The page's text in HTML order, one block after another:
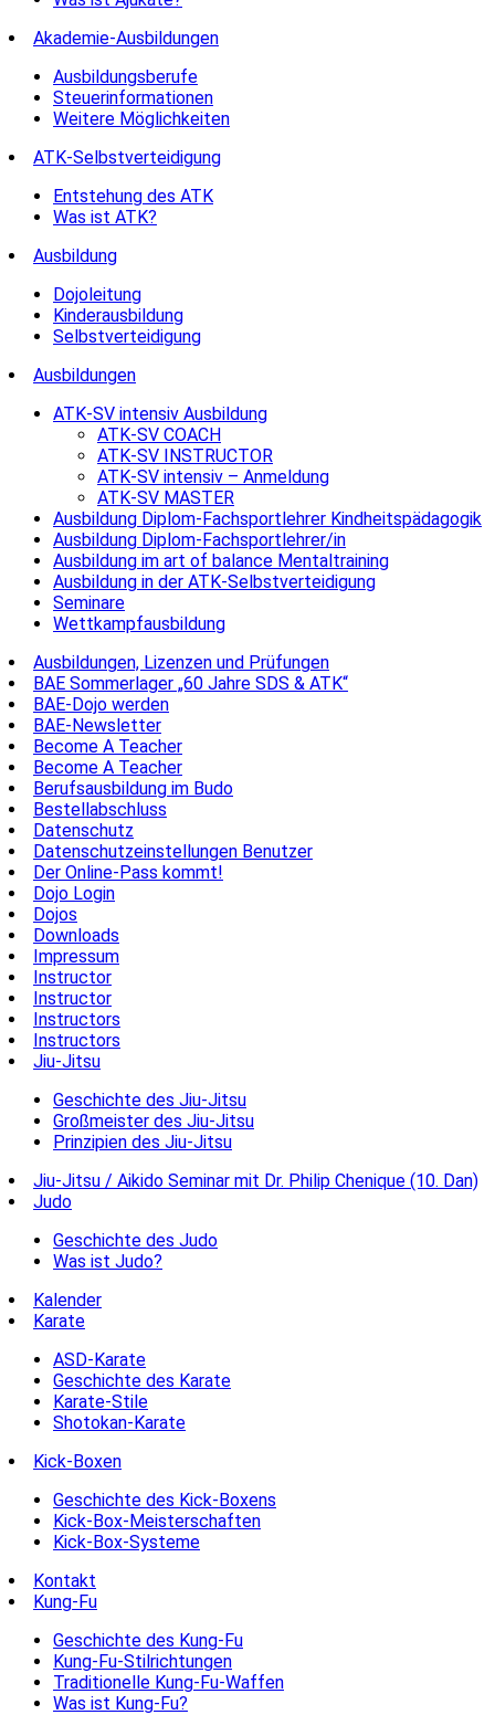
Akademie-Ausbildungen
Ausbildungsberufe
Steuerinformationen
Weitere Möglichkeiten
ATK-Selbstverteidigung
Entstehung des ATK
Was ist ATK?
Ausbildung
Dojoleitung
Kinderausbildung
Selbstverteidigung
Ausbildungen
ATK-SV intensiv Ausbildung
ATK-SV COACH
ATK-SV INSTRUCTOR
ATK-SV intensiv – Anmeldung
ATK-SV MASTER
Ausbildung Diplom-Fachsportlehrer Kindheitspädagogik
Ausbildung Diplom-Fachsportlehrer/in
Ausbildung im art of balance Mentaltraining
Ausbildung in der ATK-Selbstverteidigung
Seminare
Wettkampfausbildung
Ausbildungen, Lizenzen und Prüfungen
BAE Sommerlager „60 Jahre SDS & ATK“
BAE-Dojo werden
BAE-Newsletter
Become A Teacher
Become A Teacher
Berufsausbildung im Budo
Bestellabschluss
Datenschutz
Datenschutzeinstellungen Benutzer
Der Online-Pass kommt!
Dojo Login
Dojos
Downloads
Impressum
Instructor
Instructor
Instructors
Instructors
Jiu-Jitsu
Geschichte des Jiu-Jitsu
Großmeister des Jiu-Jitsu
Prinzipien des Jiu-Jitsu
Jiu-Jitsu / Aikido Seminar mit Dr. Philip Chenique (10. Dan)
Judo
Geschichte des Judo
Was ist Judo?
Kalender
Karate
ASD-Karate
Geschichte des Karate
Karate-Stile
Shotokan-Karate
Kick-Boxen
Geschichte des Kick-Boxens
Kick-Box-Meisterschaften
Kick-Box-Systeme
Kontakt
Kung-Fu
Geschichte des Kung-Fu
Kung-Fu-Stilrichtungen
Traditionelle Kung-Fu-Waffen
Was ist Kung-Fu?